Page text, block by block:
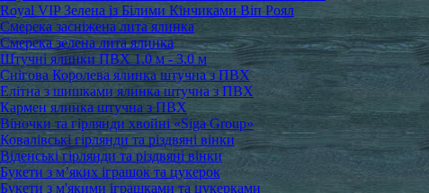
Royal VIP Зелена із Білими Кінчиками Віп Роял
Смерека засніжена лита ялинка
Смерека зелена лита ялинка
Штучні ялинки ПВХ 1.0 м - 3.0 м
Снігова Королева ялинка штучна з ПВХ
Елітна з шишками ялинка штучна з ПВХ
Кармен ялинка штучна з ПВХ
Віночки та гірлянди хвойні «Siga Group»
Ковалівські гірлянди та різдвяні вінки
Віденські гірлянди та різдвяні вінки
Букети з м’яких іграшок та цукерок
Букети з м'якими іграшками та цукерками